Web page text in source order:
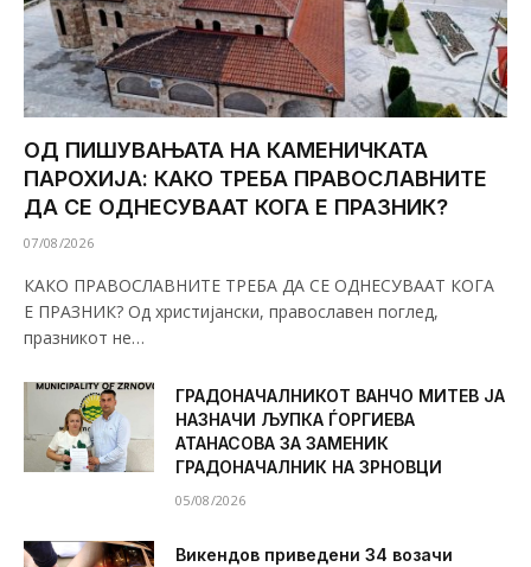
ОД ПИШУВАЊАТА НА КАМЕНИЧКАТА
ПАРОХИЈА: КАКО ТРЕБА ПРАВОСЛАВНИТЕ
ДА СЕ ОДНЕСУВААТ КОГА Е ПРАЗНИК?
07/08/2026
КАКО ПРАВОСЛАВНИТЕ ТРЕБА ДА СЕ ОДНЕСУВААТ КОГА
Е ПРАЗНИК? Од христијански, православен поглед,
празникот не…
ГРАДОНАЧАЛНИКОТ ВАНЧО МИТЕВ ЈА
НАЗНАЧИ ЉУПКА ЃОРГИЕВА
АТАНАСОВА ЗА ЗАМЕНИК
ГРАДОНАЧАЛНИК НА ЗРНОВЦИ
05/08/2026
Викендов приведени 34 возачи